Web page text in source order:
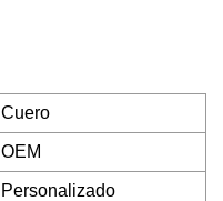
Cuero
OEM
Personalizado